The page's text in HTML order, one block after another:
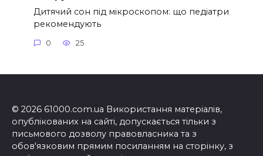
Дитячий сон під мікроскопом: що педіатри
рекомендують
0 25
© 2026 61000.com.ua Використання матеріалів,
опублікованих на сайті, допускається тільки з
письмового дозволу правовласника та з
обов'язковим прямим посиланням на сторінку, з